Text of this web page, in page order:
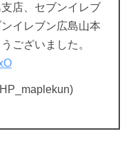
店、セブンイレブ
イレブン広島山本
ございました。